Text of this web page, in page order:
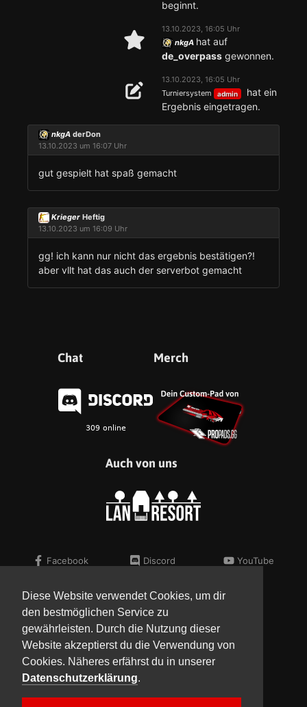
Diese Website verwendet Cookies, um dir
den bestmöglichen Service zu
gewährleisten. Durch die Nutzung dieser
Website akzeptierst du die Verwendung von
Cookies. Näheres erfährst du in unserer
Datenschutzerklärung.
beginnt.
13.10.2023, 16:05 Uhr
nkgA hat auf
de_overpass gewonnen.
13.10.2023, 16:05 Uhr
Turniersystem
admin
hat ein
Ergebnis eingetragen.
nkgA derDon
13.10.2023 um 16:07 Uhr
gut gespielt hat spaß gemacht
Krieger Heftig
13.10.2023 um 16:09 Uhr
gg! ich kann nur nicht das ergebnis bestätigen?!
aber vllt hat das auch der serverbot gemacht
Chat Merch
Auch von uns
Facebook
Instagram
Discord
Steam
YouTube
Kontakt
Presse
Verein
Impressum
AGB
Datenschutz